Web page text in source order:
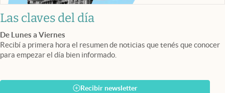
Las claves del día
De Lunes a Viernes
Recibí a primera hora el resumen de noticias que tenés que conocer
para empezar el día bien informado.
Recibir newsletter